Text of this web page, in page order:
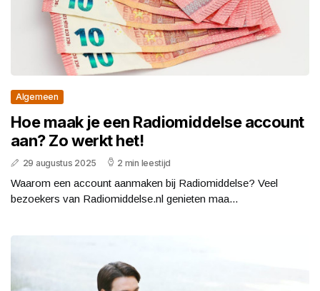
Algemeen
Hoe maak je een Radiomiddelse account
aan? Zo werkt het!
29 augustus 2025 2 min leestijd
Waarom een account aanmaken bij Radiomiddelse? Veel
bezoekers van Radiomiddelse.nl genieten maa...